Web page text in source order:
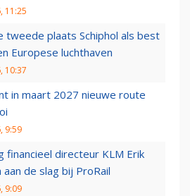
11:25
tweede plaats Schiphol als best
Europese luchthaven
10:37
in maart 2027 nieuwe route
9:59
financieel directeur KLM Erik
aan de slag bij ProRail
9:09